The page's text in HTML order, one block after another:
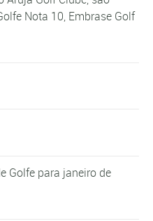
Nota 10, Embrase Golf
Golfe para janeiro de